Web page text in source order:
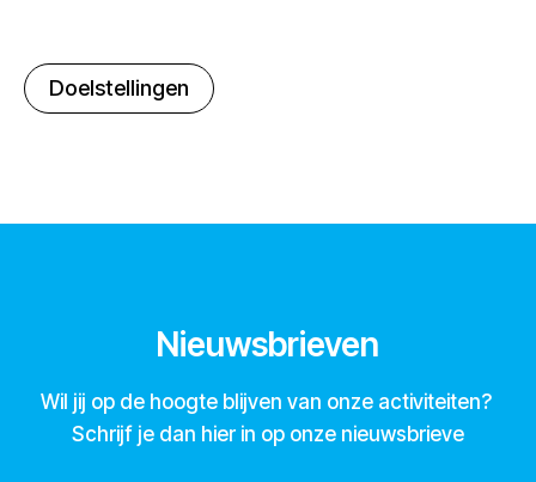
Doelstellingen
Nieuwsbrieven
Wil jij op de hoogte blijven van onze activiteiten?
Schrijf je dan hier in op onze nieuwsbrieve